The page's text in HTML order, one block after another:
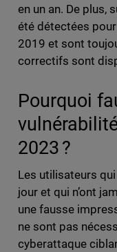
en un an. De plus,
été détectées
2019 et sont
correctifs sont
Pourquoi
2023 ?
Les utilisateurs
jour et qui n’ont
une fausse
ne sont pas
cyberattaque